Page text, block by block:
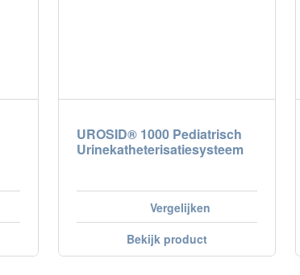
UROSID® 1000 Pediatrisch
Urinekatheterisatiesysteem
Vergelijken
Bekijk product